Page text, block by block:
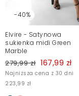
-40%
Elvire - Satynowa
sukienka midi Green
Marble
279,99 zł 167,99 zł
Najniższa cena z 30 dni
223,99 zł